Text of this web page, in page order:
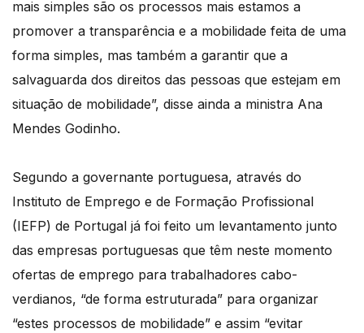
mais simples são os processos mais estamos a
promover a transparência e a mobilidade feita de uma
forma simples, mas também a garantir que a
salvaguarda dos direitos das pessoas que estejam em
situação de mobilidade”, disse ainda a ministra Ana
Mendes Godinho.
Segundo a governante portuguesa, através do
Instituto de Emprego e de Formação Profissional
(IEFP) de Portugal já foi feito um levantamento junto
das empresas portuguesas que têm neste momento
ofertas de emprego para trabalhadores cabo-
verdianos, “de forma estruturada” para organizar
“estes processos de mobilidade” e assim “evitar